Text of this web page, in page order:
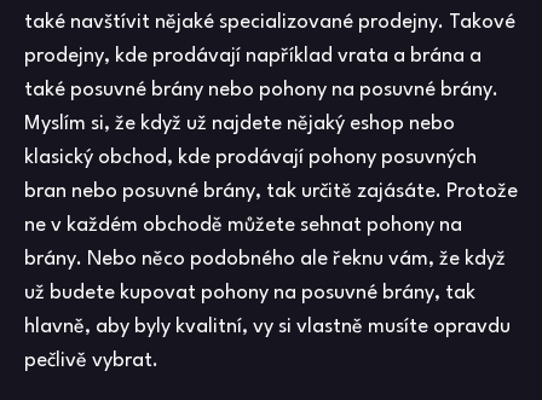
také navštívit nějaké specializované prodejny. Takové
prodejny, kde prodávají například vrata a brána a
také posuvné brány nebo pohony na posuvné brány.
Myslím si, že když už najdete nějaký eshop nebo
klasický obchod, kde prodávají pohony posuvných
bran nebo posuvné brány, tak určitě zajásáte. Protože
ne v každém obchodě můžete sehnat pohony na
brány. Nebo něco podobného ale řeknu vám, že když
už budete kupovat pohony na posuvné brány, tak
hlavně, aby byly kvalitní, vy si vlastně musíte opravdu
pečlivě vybrat.